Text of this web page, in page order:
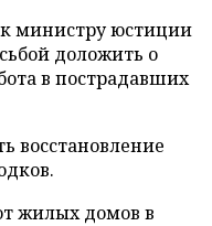
к министру юстиции
доложить о
в пострадавших
восстановление
жилых домов в